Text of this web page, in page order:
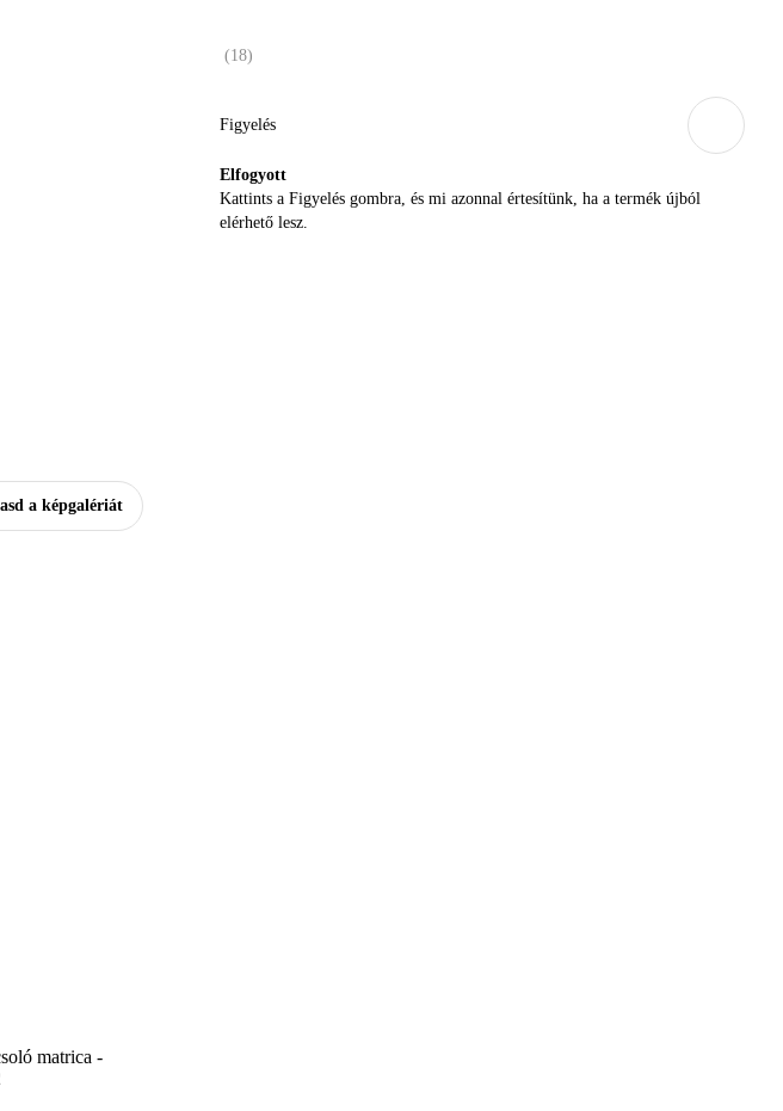
a képgalériát
(18)
Figyelés
Elfogyott
Kattints a Figyelés gombra, és mi azonnal értesítünk, ha a termék újból
elérhető lesz.